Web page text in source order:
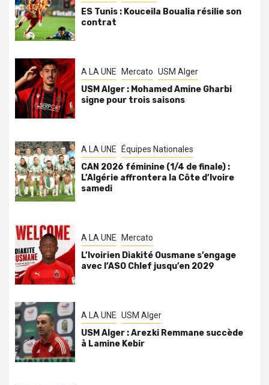
ES Tunis : Kouceila Boualia résilie son
contrat
A LA UNE Mercato USM Alger
USM Alger : Mohamed Amine Gharbi
signe pour trois saisons
A LA UNE Équipes Nationales
CAN 2026 féminine (1/4 de finale) :
L’Algérie affrontera la Côte d’Ivoire
samedi
A LA UNE Mercato
L’Ivoirien Diakité Ousmane s’engage
avec l’ASO Chlef jusqu’en 2029
A LA UNE USM Alger
USM Alger : Arezki Remmane succède
à Lamine Kebir